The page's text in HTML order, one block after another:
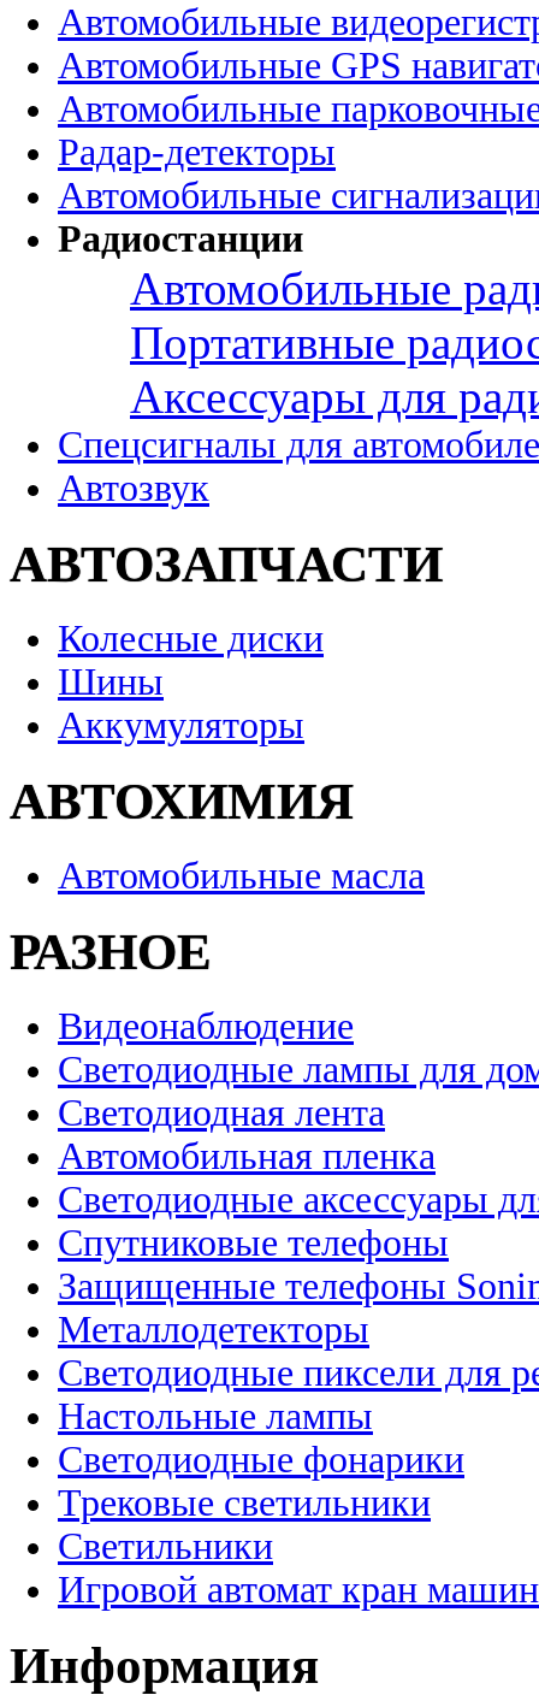
Автомобильные
Автомобильные GPS
Автомобильные
Радар-детекторы
Автомобильные
Радиостанции
Автомобильные
Портативные
Аксессуары для
Спецсигналы для
Автозвук
АВТОЗАПЧАСТИ
Колесные диски
Шины
Аккумуляторы
АВТОХИМИЯ
Автомобильные масла
РАЗНОЕ
Видеонаблюдение
Светодиодные лампы для
Светодиодная лента
Автомобильная пленка
Светодиодные аксессуары
Спутниковые телефоны
Защищенные телефоны
Металлодетекторы
Светодиодные пиксели для
Настольные лампы
Светодиодные фонарики
Трековые светильники
Светильники
Игровой автомат кран
Информация